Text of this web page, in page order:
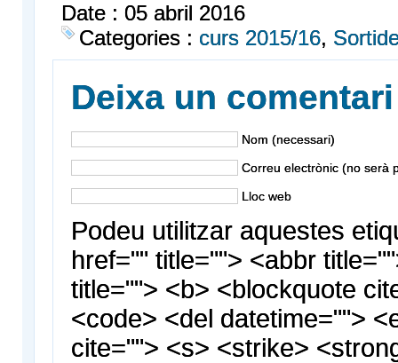
Date : 05 abril 2016
Categories : curs 2015/16,
Deixa un comentari
Nom (necessari)
Correu electrònic (no serà
Lloc web
Podeu utilitzar aquestes
href="" title=""> <abbr
title=""> <b> <blockquote
<code> <del datetime="">
cite=""> <s> <strike>